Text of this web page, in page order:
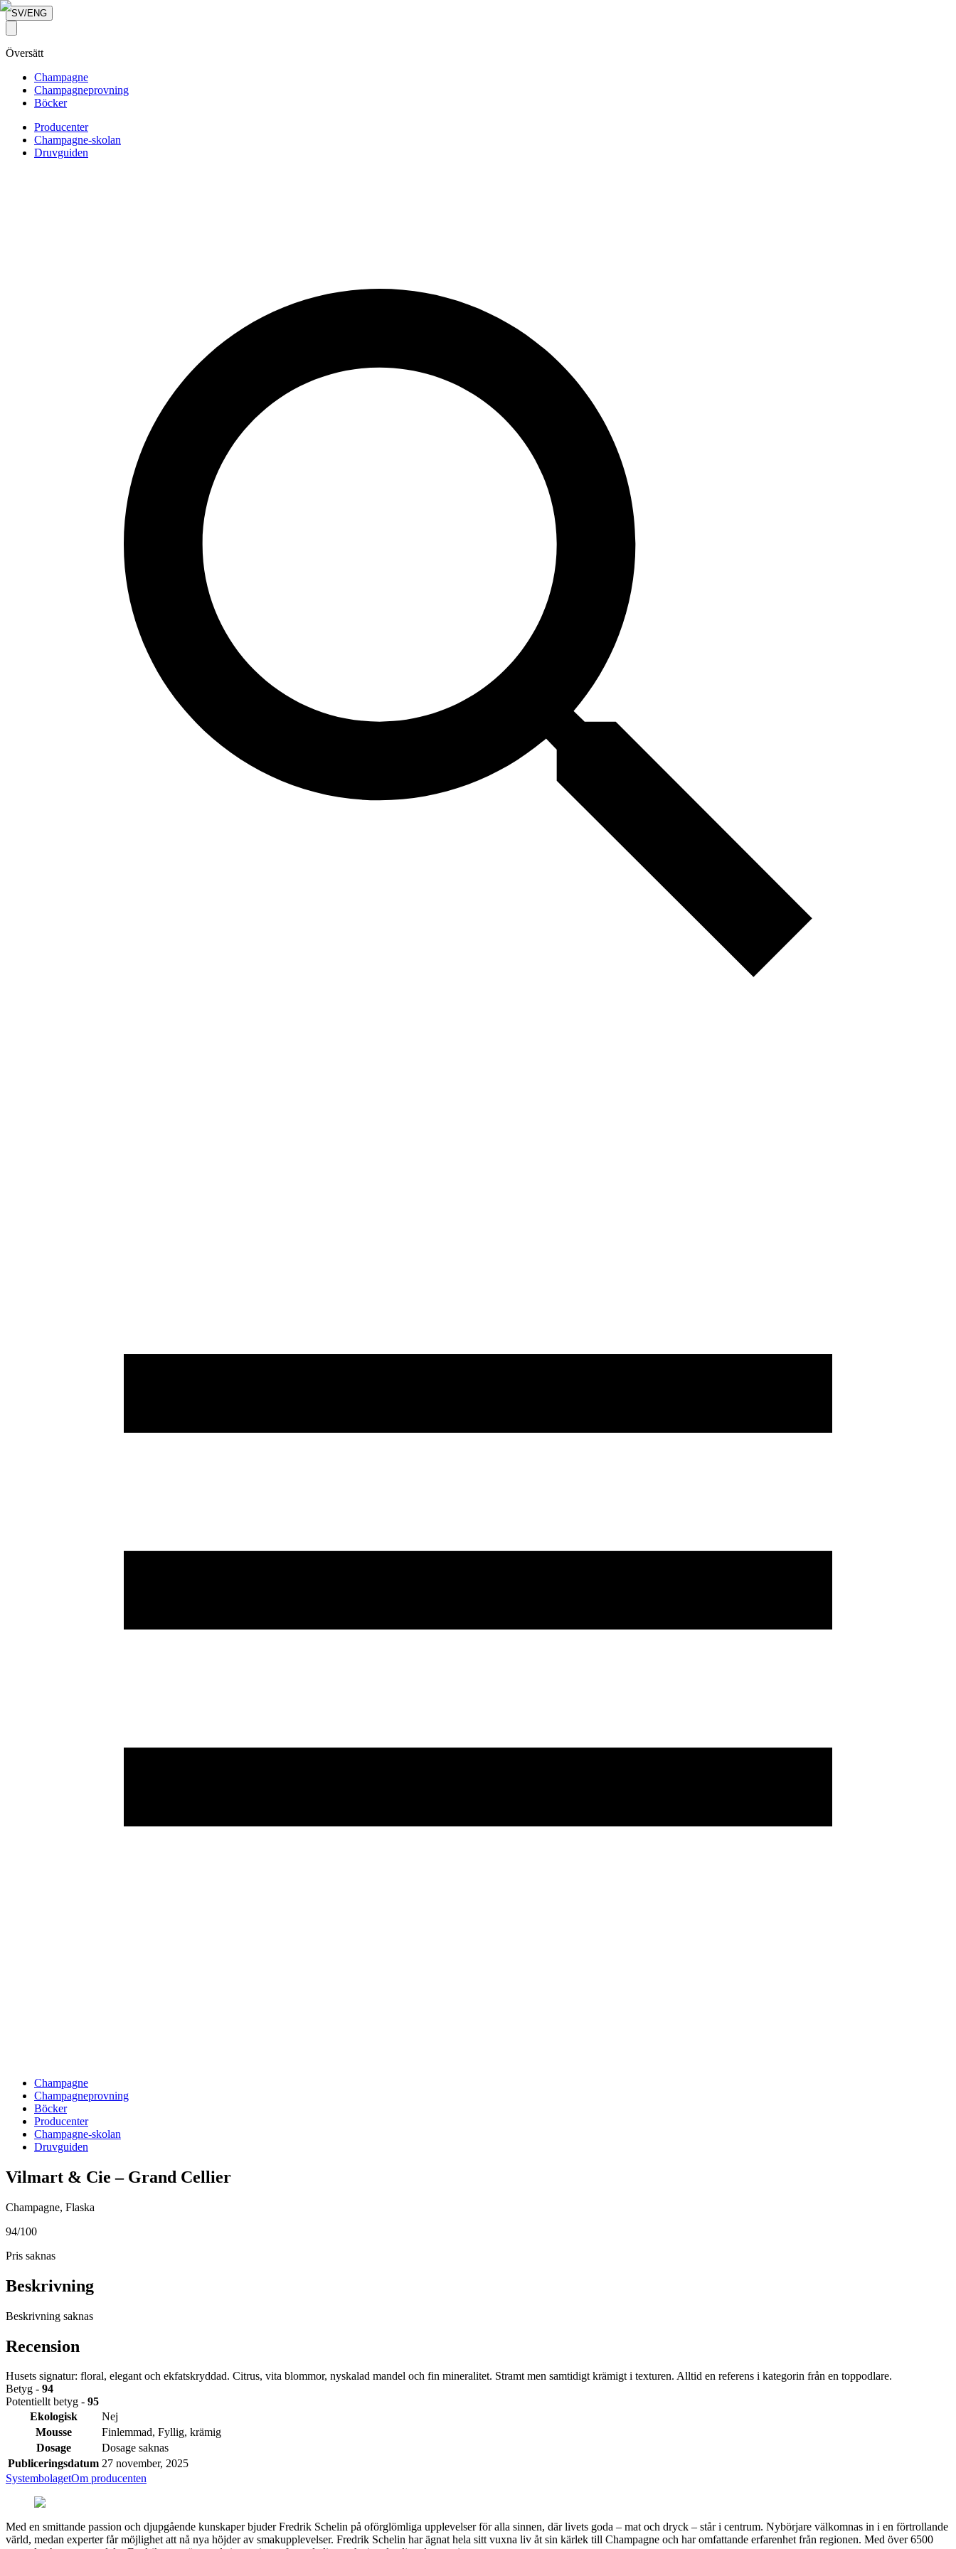
SV/ENG
Översätt
Champagne
Champagneprovning
Böcker
Producenter
Champagne-skolan
Druvguiden
Champagne
Champagneprovning
Böcker
Producenter
Champagne-skolan
Druvguiden
Vilmart & Cie – Grand Cellier
Champagne, Flaska
94/100
Pris saknas
Beskrivning
Beskrivning saknas
Recension
Husets signatur: floral, elegant och ekfatskryddad. Citrus, vita blommor, nyskalad mandel och fin mineralitet. Stramt men samtidigt krämigt i texturen. Alltid en referens i kategorin från en toppodlare.
Betyg - 94
Potentiellt betyg - 95
Ekologisk
Nej
Mousse
Finlemmad, Fyllig, krämig
Dosage
Dosage saknas
Publiceringsdatum 27 november, 2025
SystembolagetOm producenten
Med en smittande passion och djupgående kunskaper bjuder Fredrik Schelin på oförglömliga upplevelser för alla sinnen, där livets goda – mat och dryck – står i centrum. Nybörjare välkomnas in i en förtrollande
värld, medan experter får möjlighet att nå nya höjder av smakupplevelser. Fredrik Schelin har ägnat hela sitt vuxna liv åt sin kärlek till Champagne och har omfattande erfarenhet från regionen. Med över 6500